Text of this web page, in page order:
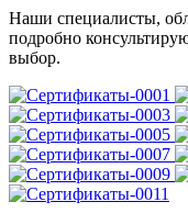
Наши специалисты,
подробно
выбор.